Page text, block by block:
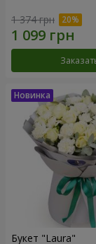
1 374 грн
Букет "Laura"